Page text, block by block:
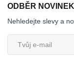
ODBĚR
Nehledejte slevy a